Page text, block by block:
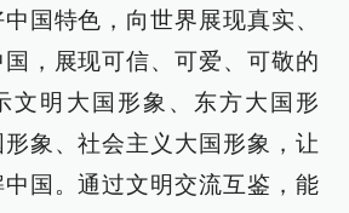
国特色，向世界展现真实、
，展现可信、可爱、可敬的
文明大国形象、东方大国形
象、社会主义大国形象，让
国。通过文明交流互鉴，能